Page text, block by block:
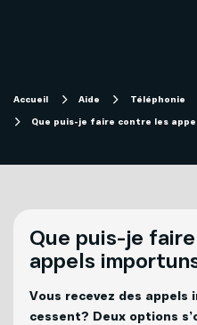
Forfaits
Projets de fibre
Compte
Soutien
Accueil Aide
Téléphonie
Que puis-je faire contre les
Que puis-je
appels
Vous recevez des appels
cessent? Deux options